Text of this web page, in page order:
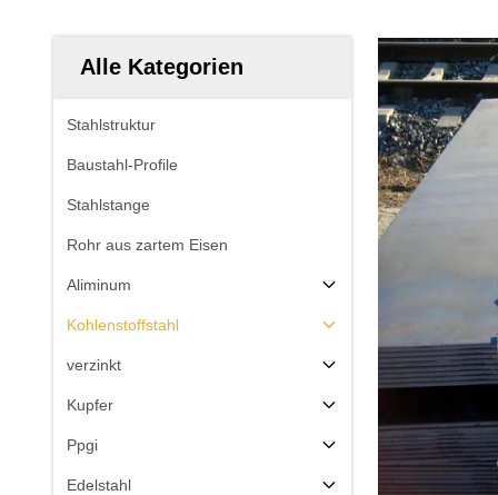
Alle Kategorien
Stahlstruktur
Baustahl-Profile
Stahlstange
Rohr aus zartem Eisen
Aliminum
Kohlenstoffstahl
verzinkt
Kupfer
Ppgi
Edelstahl